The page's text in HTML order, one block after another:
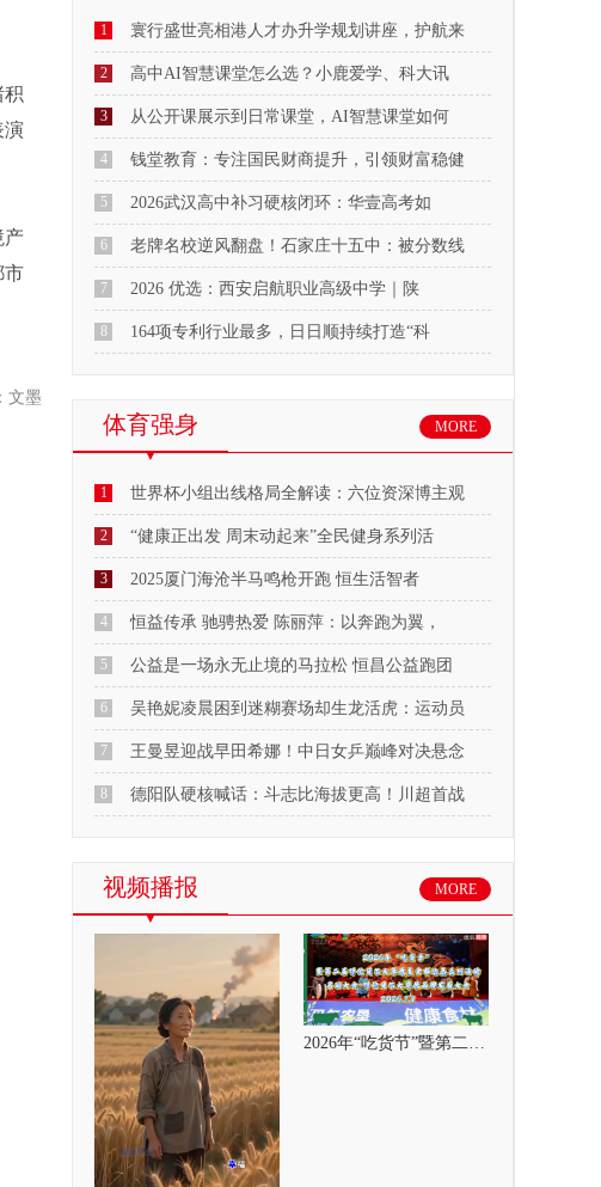
积
演
产
市
文墨
1 寰行盛世亮相港人才办升学规划讲座，护航来
2 高中AI智慧课堂怎么选？小鹿爱学、科大讯
3 从公开课展示到日常课堂，AI智慧课堂如何
4 钱堂教育：专注国民财商提升，引领财富稳健
5 2026武汉高中补习硬核闭环：华壹高考如
6 老牌名校逆风翻盘！石家庄十五中：被分数线
7 2026 优选：西安启航职业高级中学｜陕
8 164项专利行业最多，日日顺持续打造“科
体育强身 MORE
1 世界杯小组出线格局全解读：六位资深博主观
2 “健康正出发 周末动起来”全民健身系列活
3 2025厦门海沧半马鸣枪开跑 恒生活智者
4 恒益传承 驰骋热爱 陈丽萍：以奔跑为翼，
5 公益是一场永无止境的马拉松 恒昌公益跑团
6 吴艳妮凌晨困到迷糊赛场却生龙活虎：运动员
7 王曼昱迎战早田希娜！中日女乒巅峰对决悬念
8 德阳队硬核喊话：斗志比海拔更高！川超首战
视频播报 MORE
2026年“吃货节”暨第二届呼伦贝尔大草